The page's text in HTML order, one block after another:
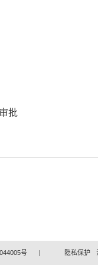
批
号 | 隐私保护